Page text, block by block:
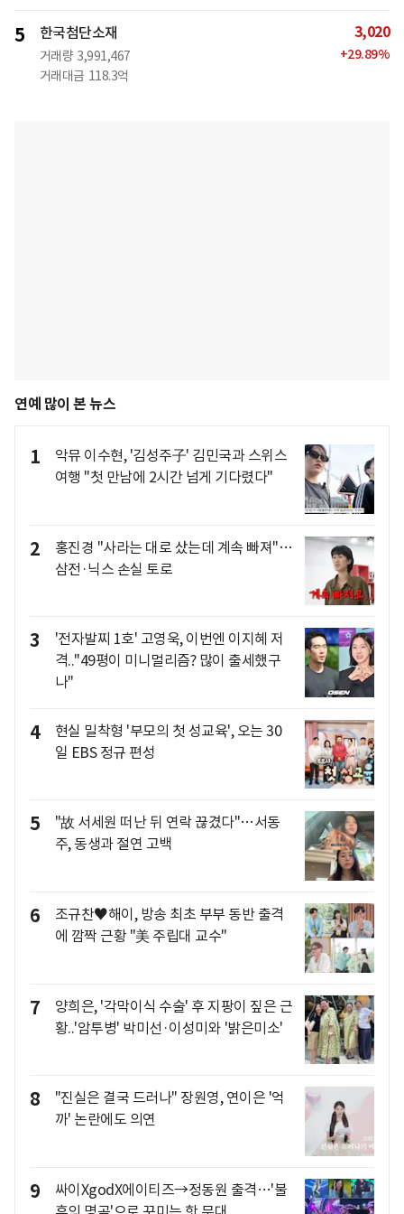
5 한국첨단소재
거래량 3,991,467
거래대금 118.3억
3,020
+29.89%
연예 많이 본 뉴스
1
악뮤 이수현, '김성주子' 김민국과 스위스
여행 "첫 만남에 2시간 넘게 기다렸다"
2
홍진경 "사라는 대로 샀는데 계속 빠져"…
삼전·닉스 손실 토로
3
'전자발찌 1호' 고영욱, 이번엔 이지혜 저
격.."49평이 미니멀리즘? 많이 출세했구
나"
4
현실 밀착형 '부모의 첫 성교육', 오는 30
일 EBS 정규 편성
5
"故 서세원 떠난 뒤 연락 끊겼다"…서동
주, 동생과 절연 고백
6
조규찬♥해이, 방송 최초 부부 동반 출격
에 깜짝 근황 "美 주립대 교수"
7
양희은, '각막이식 수술' 후 지팡이 짚은 근
황..'암투병' 박미선·이성미와 '밝은미소'
8
"진실은 결국 드러나" 장원영, 연이은 '억
까' 논란에도 의연
9
싸이XgodX에이티즈→정동원 출격…'불